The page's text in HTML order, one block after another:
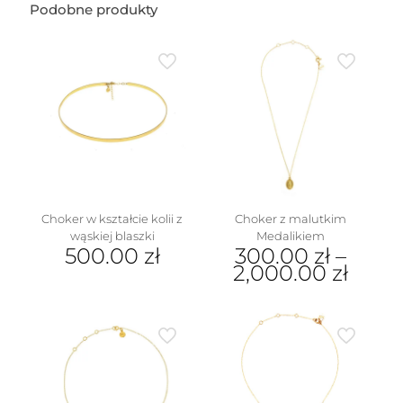
Podobne produkty
Choker w kształcie kolii z
wąskiej blaszki
500.00 zł
Choker z malutkim
Medalikiem
300.00 zł –
2,000.00 zł
produkt
wariantów.
można